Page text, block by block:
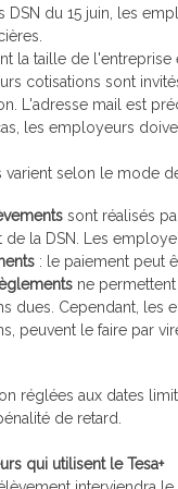
DSN du 15 juin, les
la taille de
cotisations sont
L'adresse mail est
les employeurs
varient selon le mode
sont réalisés
de la DSN. Les
: le paiement peut
ne
dues. Cependant, les
peuvent le faire par
réglées aux dates
de retard.
qui utilisent le Tesa+